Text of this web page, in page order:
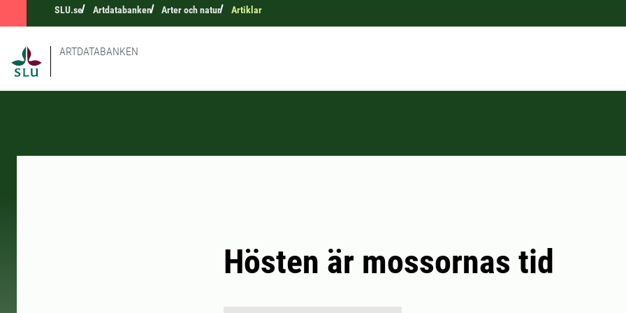
SLU.se Artdatabanken Arter och natur Artiklar
ARTDATABANKEN
Hösten är mossornas tid